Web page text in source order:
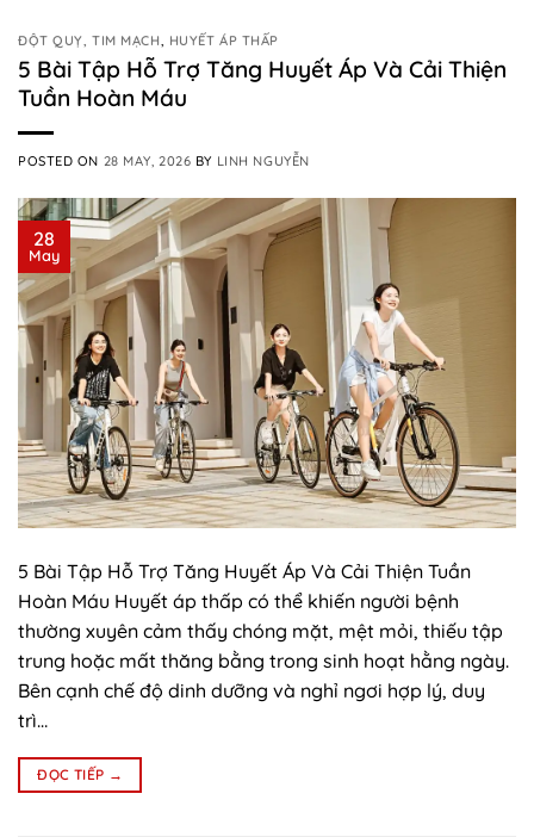
ĐỘT QUỴ, TIM MẠCH, HUYẾT ÁP THẤP
5 Bài Tập Hỗ Trợ Tăng Huyết Áp Và Cải Thiện
Tuần Hoàn Máu
POSTED ON 28 MAY, 2026 BY LINH NGUYỄN
28
May
5 Bài Tập Hỗ Trợ Tăng Huyết Áp Và Cải Thiện Tuần
Hoàn Máu Huyết áp thấp có thể khiến người bệnh
thường xuyên cảm thấy chóng mặt, mệt mỏi, thiếu tập
trung hoặc mất thăng bằng trong sinh hoạt hằng ngày.
Bên cạnh chế độ dinh dưỡng và nghỉ ngơi hợp lý, duy
trì…
ĐỌC TIẾP →